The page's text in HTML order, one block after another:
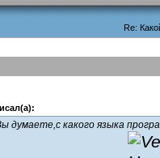
Re:
думаете,с какого языка